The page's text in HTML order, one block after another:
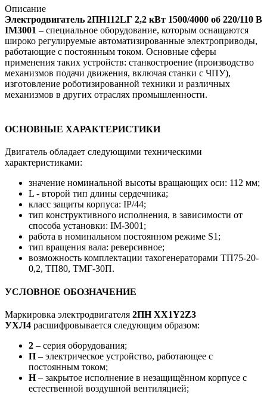
Описание
Электродвигатель 2ПН112LГ 2,2 кВт 1500/4000 об 220/110 В
IM3001 – специальное оборудование, которым оснащаются
широко регулируемые автоматизированные электроприводы,
работающие с постоянным током. Основные сферы
применения таких устройств: станкостроение (производство
механизмов подачи движения, включая станки с ЧПУ),
изготовление роботизированной техники и различных
механизмов в других отраслях промышленности.
ОСНОВНЫЕ ХАРАКТЕРИСТИКИ
Двигатель обладает следующими техническими
характеристиками:
значение номинальной высоты вращающих оси: 112 мм;
L - второй тип длины сердечника;
класс защиты корпуса: IP/44;
тип конструктивного исполнения, в зависимости от
способа установки: IM-3001;
работа в номинальном постоянном режиме S1;
тип вращения вала: реверсивное;
возможность комплектации тахогенераторами ТП75-20-
0,2, ТП80, ТМГ-30П.
УСЛОВНОЕ ОБОЗНАЧЕНИЕ
Маркировка электродвигателя 2ПН ХХ1Y2Z3
УХЛ4 расшифровывается следующим образом:
2 – серия оборудования;
П – электрическое устройство, работающее с
постоянным током;
Н– закрытое исполнение в незащищённом корпусе с
естественной воздушной вентиляцией;